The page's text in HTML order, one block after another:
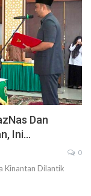
Dan
Ini…
0
Kinantan Dilantik